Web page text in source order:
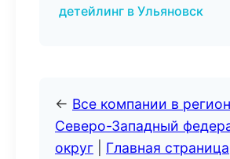
детейлинг в Ульяновск
← Все компании в
Северо-Западный
округ
Главная страница